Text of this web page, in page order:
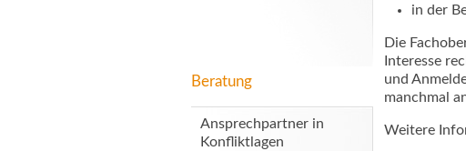
Beratung
Ansprechpartner in
Konfliktlagen
in der
Die
Interesse
und
manchmal
Weitere